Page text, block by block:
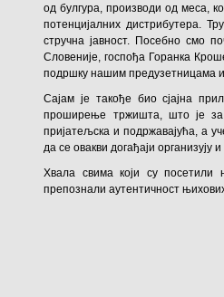
од булгура, производи од меса,
потенцијалних дистрибутера.
стручна јавност. Посебно смо
Словеније, госпођа Горанка
подршку нашим предузетницама
Сајам је такође био сјајна
проширење тржишта, што је за
пријатељска и подржавајућа, а
да се овакви догађаји организују
Хвала свима који су
препознали аутентичност